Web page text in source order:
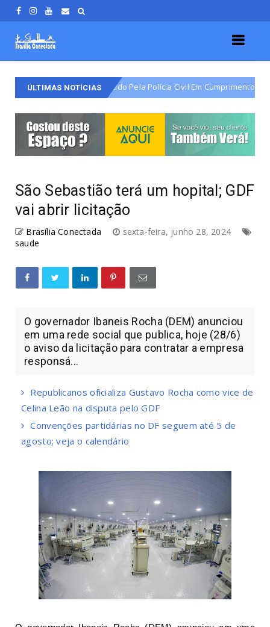
ÚLTIMAS NOTÍCIAS
Varjão É Detido Pela Polícia Civil Em Cumprimento De Mandado De
São Sebastião terá um hopital; GDF
vai abrir licitação
Brasília Conectada
sexta-feira, junho 28, 2024
saude
O governador Ibaneis Rocha (DEM) anunciou
em uma rede social que publica, hoje (28/6)
o aviso da licitação para contratar a empresa
responsá...
Republicanos oficializa Gustavo Rocha como vice de
Celina Leão na disputa pelo GDF
Convenções partidárias no DF seguem até 5 de
agosto; veja o calendário